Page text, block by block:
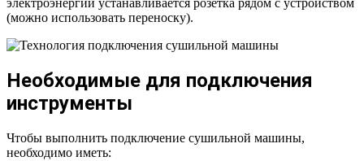
электроэнергии устанавливается розетка рядом с устройством
(можно использовать переноску).
Необходимые для подключения
инструменты
Чтобы выполнить подключение сушильной машины,
необходимо иметь: